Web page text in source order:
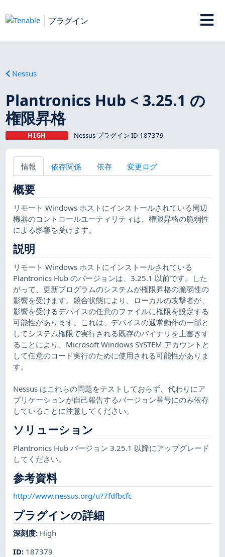
プラグイン
Nessus
Plantronics Hub < 3.25.1 の
権限昇格
HIGH Nessus プラグイン ID 187379
情報 依存関係 依存 変更ログ
概要
リモート Windows ホストにインストールされている周辺
機器のコントロールユーティリティは、権限昇格の脆弱性
による影響を受けます。
説明
リモート Windows ホストにインストールされている
Plantronics Hub のバージョンは、3.25.1 以前です。した
がって、更新プログラムのシステムが権限昇格の脆弱性の
影響を受けます。競合状態により、ローカルの攻撃者が、
影響を受けるデバイスの任意のファイルに権限を設定する
可能性があります。これは、デバイスの通常動作の一部と
してシステム権限で実行される既存のバイナリを上書きす
ることにより、Microsoft Windows SYSTEM アカウントと
して任意のコード実行のために使用される可能性がありま
す。
Nessus はこれらの問題をテストしておらず、代わりにア
プリケーションが自己報告するバージョン番号にのみ依存
していることに注意してください。
ソリューション
Plantronics Hub バージョン 3.25.1 以降にアップグレード
してください。
参考資料
http://www.nessus.org/u?7fdfbcfc
プラグインの詳細
深刻度: High
ID: 187379